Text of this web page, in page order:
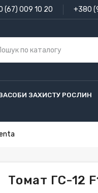
(67) 009 10 20 +380
ЗАХИСТУ РОСЛИН
Томат ГС-12